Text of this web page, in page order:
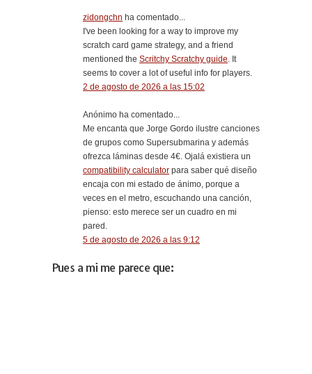
zidongchn ha comentado...
I've been looking for a way to improve my
scratch card game strategy, and a friend
mentioned the Scritchy Scratchy guide. It
seems to cover a lot of useful info for players.
2 de agosto de 2026 a las 15:02
Anónimo ha comentado...
Me encanta que Jorge Gordo ilustre canciones
de grupos como Supersubmarina y además
ofrezca láminas desde 4€. Ojalá existiera un
compatibility calculator para saber qué diseño
encaja con mi estado de ánimo, porque a
veces en el metro, escuchando una canción,
pienso: esto merece ser un cuadro en mi
pared.
5 de agosto de 2026 a las 9:12
Pues a mi me parece que: